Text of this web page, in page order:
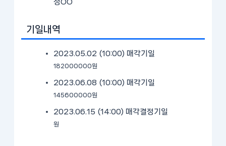
정OO
기일내역
2023.05.02 (10:00) 매각기일
182000000원
2023.06.08 (10:00) 매각기일
145600000원
2023.06.15 (14:00) 매각결정기일
원